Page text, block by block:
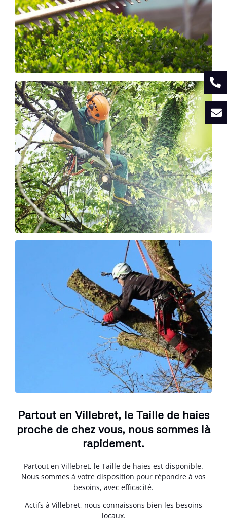
Partout en Villebret, le Taille de haies
proche de chez vous, nous sommes là
rapidement.
Partout en Villebret, le Taille de haies est disponible.
Nous sommes à votre disposition pour répondre à vos
besoins, avec efficacité.
Actifs à Villebret, nous connaissons bien les besoins
locaux.